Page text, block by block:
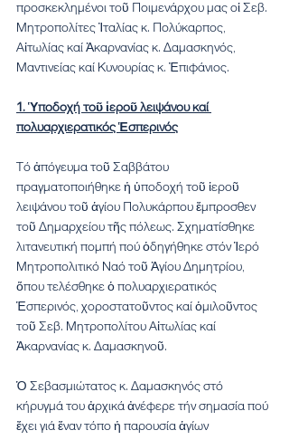
προσκεκλημένοι τοῦ Ποιμενάρχου μας οἱ Σεβ.
Μητροπολίτες Ἰταλίας κ. Πολύκαρπος,
Αἰτωλίας καί Ἀκαρνανίας κ. Δαμασκηνός,
Μαντινείας καί Κυνουρίας κ. Ἐπιφάνιος.
1. Ὑποδοχή τοῦ ἱεροῦ λειψάνου καί
πολυαρχιερατικός Ἑσπερινός
Τό ἀπόγευμα τοῦ Σαββάτου
πραγματοποιήθηκε ἡ ὑποδοχή τοῦ ἱεροῦ
λειψάνου τοῦ ἁγίου Πολυκάρπου ἔμπροσθεν
τοῦ Δημαρχείου τῆς πόλεως. Σχηματίσθηκε
λιτανευτική πομπή πού ὁδηγήθηκε στόν Ἱερό
Μητροπολιτικό Ναό τοῦ Ἁγίου Δημητρίου,
ὅπου τελέσθηκε ὁ πολυαρχιερατικός
Ἑσπερινός, χοροστατοῦντος καί ὁμιλοῦντος
τοῦ Σεβ. Μητροπολίτου Αἰτωλίας καί
Ἀκαρνανίας κ. Δαμασκηνοῦ.
Ὁ Σεβασμιώτατος κ. Δαμασκηνός στό
κήρυγμά του ἀρχικά ἀνέφερε τήν σημασία πού
ἔχει γιά ἕναν τόπο ἡ παρουσία ἁγίων